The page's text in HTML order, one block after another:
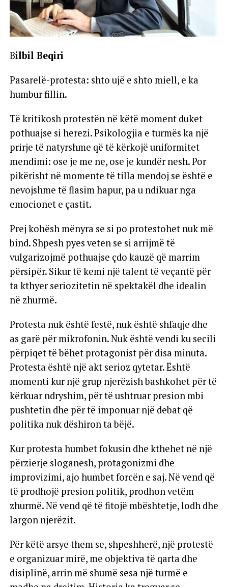
Bilbil Beqiri
Pasarelë-protesta: shto ujë e shto miell, e ka
humbur fillin.
Të kritikosh protestën në këtë moment duket
pothuajse si herezi. Psikologjia e turmës ka një
prirje të natyrshme që të kërkojë uniformitet
mendimi: ose je me ne, ose je kundër nesh. Por
pikërisht në momente të tilla mendoj se është e
nevojshme të flasim hapur, pa u ndikuar nga
emocionet e çastit.
Prej kohësh mënyra se si po protestohet nuk më
bind. Shpesh pyes veten se si arrijmë të
vulgarizojmë pothuajse çdo kauzë që marrim
përsipër. Sikur të kemi një talent të veçantë për
ta kthyer seriozitetin në spektakël dhe idealin
në zhurmë.
Protesta nuk është festë, nuk është shfaqje dhe
as garë për mikrofonin. Nuk është vendi ku secili
përpiqet të bëhet protagonist për disa minuta.
Protesta është një akt serioz qytetar. Është
momenti kur një grup njerëzish bashkohet për të
kërkuar ndryshim, për të ushtruar presion mbi
pushtetin dhe për të imponuar një debat që
politika nuk dëshiron ta bëjë.
Kur protesta humbet fokusin dhe kthehet në një
përzierje sloganesh, protagonizmi dhe
improvizimi, ajo humbet forcën e saj. Në vend që
të prodhojë presion politik, prodhon vetëm
zhurmë. Në vend që të fitojë mbështetje, lodh dhe
largon njerëzit.
Për këtë arsye them se, shpeshherë, një protestë
e organizuar mirë, me objektiva të qarta dhe
disiplinë, arrin më shumë sesa një turmë e